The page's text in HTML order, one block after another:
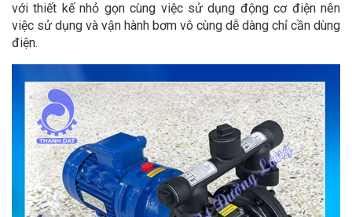
với thiết kế nhỏ gọn cùng việc sử dụng động cơ điện nên
việc sử dụng và vận hành bơm vô cùng dễ dàng chỉ cần dùng
điện.